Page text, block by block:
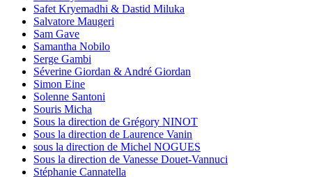
Safet Kryemadhi & Dastid Miluka
Salvatore Maugeri
Sam Gave
Samantha Nobilo
Serge Gambi
Séverine Giordan & André Giordan
Simon Eine
Solenne Santoni
Souris Micha
Sous la direction de Grégory NINOT
Sous la direction de Laurence Vanin
sous la direction de Michel NOGUES
Sous la direction de Vanesse Douet-Vannuci
Stéphanie Cannatella